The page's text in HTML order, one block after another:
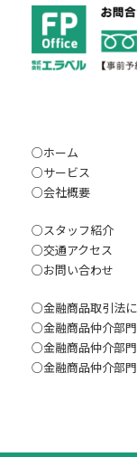
○ホーム
○サービス
○会社概要
○スタッフ紹介
○交通アクセス
○お問い合わせ
○金融商品取引法
○金融商品仲介部
○金融商品仲介部
○金融商品仲介部